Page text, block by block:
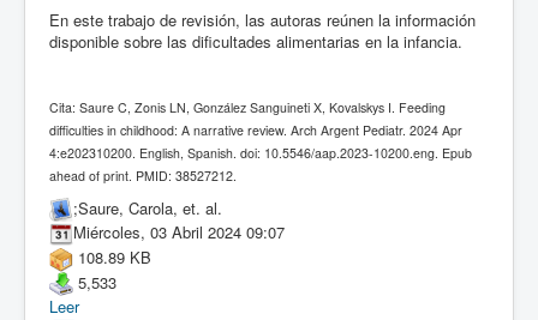
En este trabajo de revisión, las autoras reúnen la información
disponible sobre las dificultades alimentarias en la infancia.
Cita: Saure C, Zonis LN, González Sanguineti X, Kovalskys I. Feeding
difficulties in childhood: A narrative review. Arch Argent Pediatr. 2024 Apr
4:e202310200. English, Spanish. doi: 10.5546/aap.2023-10200.eng. Epub
ahead of print. PMID: 38527212.
;Saure, Carola, et. al.
Miércoles, 03 Abril 2024 09:07
108.89 KB
5,533
Leer